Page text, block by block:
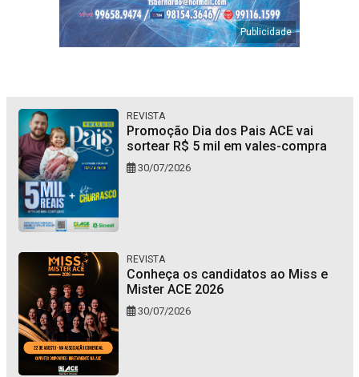
REVISTA
Promoção Dia dos Pais ACE vai
sortear R$ 5 mil em vales-compra
30/07/2026
REVISTA
Conheça os candidatos ao Miss e
Mister ACE 2026
30/07/2026